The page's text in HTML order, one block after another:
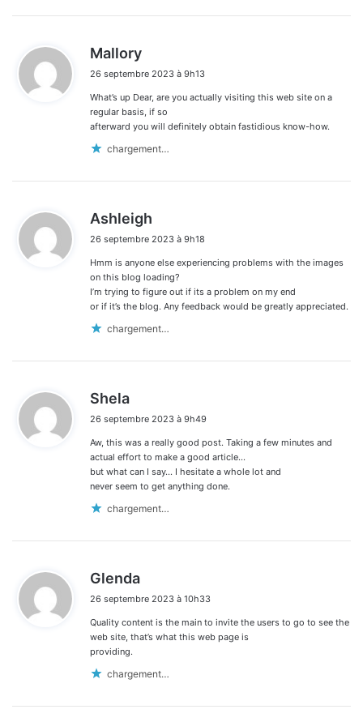
Mallory
t
:
26 septembre 2023 à 9h13
What’s up Dear, are you actually visiting this web site on a
regular basis, if so
afterward you will definitely obtain fastidious know-how.
chargement…
Ashleigh
t
:
26 septembre 2023 à 9h18
Hmm is anyone else experiencing problems with the images
on this blog loading?
I’m trying to figure out if its a problem on my end
or if it’s the blog. Any feedback would be greatly appreciated.
chargement…
Shela
t
:
26 septembre 2023 à 9h49
Aw, this was a really good post. Taking a few minutes and
actual effort to make a good article…
but what can I say… I hesitate a whole lot and
never seem to get anything done.
chargement…
Glenda
t
:
26 septembre 2023 à 10h33
Quality content is the main to invite the users to go to see the
web site, that’s what this web page is
providing.
chargement…